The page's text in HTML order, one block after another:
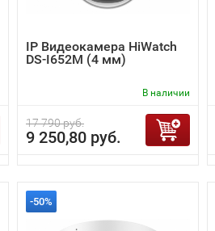
IP Видеокамера HiWatch
DS-I652M (4 мм)
В наличии
17 790 руб.
9 250,80 руб.
-50%